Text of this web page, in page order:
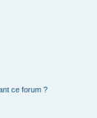
ce forum ?